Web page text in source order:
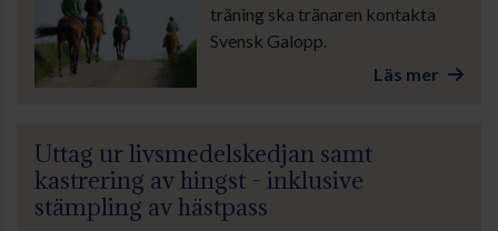
träning ska tränaren kontakta
Svensk Galopp.
Läs mer
Uttag ur livsmedelskedjan samt
kastrering av hingst - inklusive
stämpling av hästpass